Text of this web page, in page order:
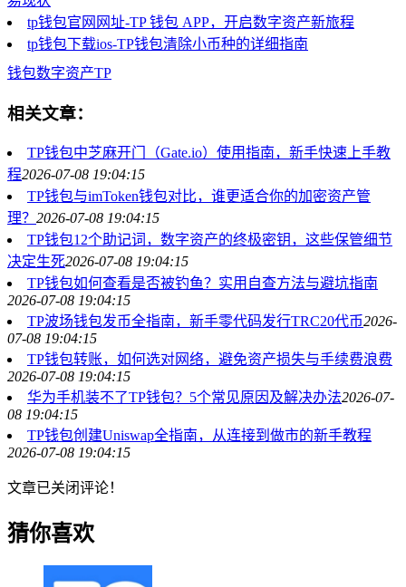
tp钱包官网网址-TP 钱包 APP，开启数字资产新旅程
tp钱包下载ios-TP钱包清除小币种的详细指南
钱包数字资产TP
相关文章：
TP钱包中芝麻开门（Gate.io）使用指南，新手快速上手教
程2026-07-08 19:04:15
TP钱包与imToken钱包对比，谁更适合你的加密资产管
理？ 2026-07-08 19:04:15
TP钱包12个助记词，数字资产的终极密钥，这些保管细节
决定生死2026-07-08 19:04:15
TP钱包如何查看是否被钓鱼？实用自查方法与避坑指南
2026-07-08 19:04:15
TP波场钱包发币全指南，新手零代码发行TRC20代币2026-
07-08 19:04:15
TP钱包转账，如何选对网络，避免资产损失与手续费浪费
2026-07-08 19:04:15
华为手机装不了TP钱包？5个常见原因及解决办法2026-07-
08 19:04:15
TP钱包创建Uniswap全指南，从连接到做市的新手教程
2026-07-08 19:04:15
文章已关闭评论！
猜你喜欢